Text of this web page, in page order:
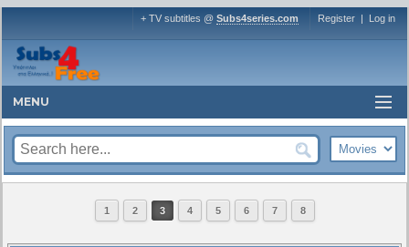
+ TV subtitles @ Subs4series.com Register | Log in
MENU
1 2 3 4 5 6 7 8